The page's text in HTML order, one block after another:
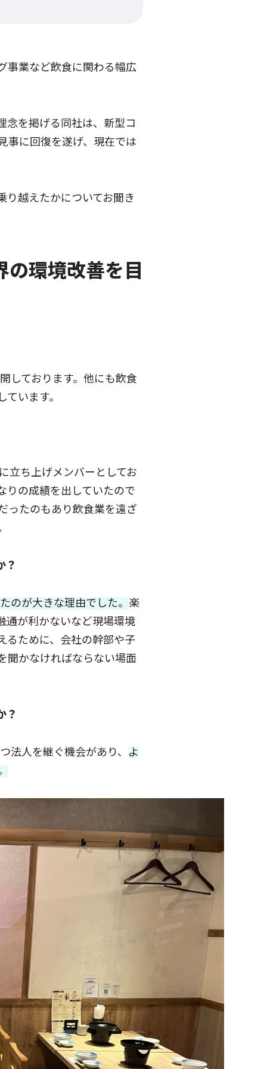
事業など飲食に関わる幅広
念を掲げる同社は、新型コ
事に回復を遂げ、現在では
越えたかについてお聞き
環境改善を目
しております。他にも飲食
います。
立ち上げメンバーとしてお
りの成績を出していたので
ったのもあり飲食業を遠ざ
？
のが大きな理由でした。楽
通が利かないなど現場環境
るために、会社の幹部や子
聞かなければならない場面
？
人を継ぐ機会があり、 よ